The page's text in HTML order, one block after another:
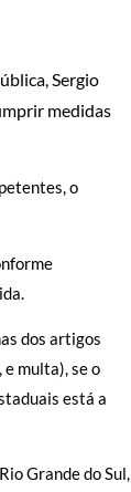
Sergio
medidas
o
dos artigos
e multa), se o
está a
Grande do Sul,